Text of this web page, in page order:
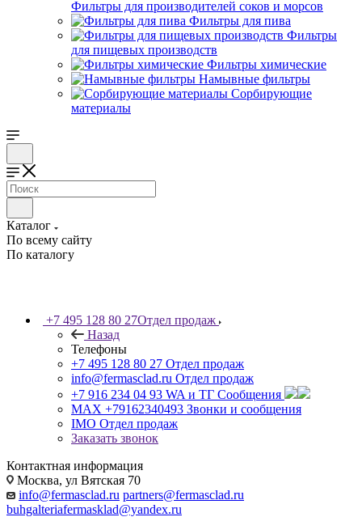
Фильтры для производителей соков и морсов
Фильтры для пива
Фильтры
для пищевых производств
Фильтры химические
Намывные фильтры
Сорбирующие
материалы
Каталог
По всему сайту
По каталогу
+7 495 128 80 27Отдел продаж
Назад
Телефоны
+7 495 128 80 27 Отдел продаж
info@fermasclad.ru Отдел продаж
+7 916 234 04 93 WA и ТГ Сообщения
MAX +79162340493 Звонки и сообщения
IMO Отдел продаж
Заказать звонок
Контактная информация
Москва, ул Вятская 70
info@fermasclad.ru partners@fermasclad.ru
buhgalteriafermasklad@yandex.ru